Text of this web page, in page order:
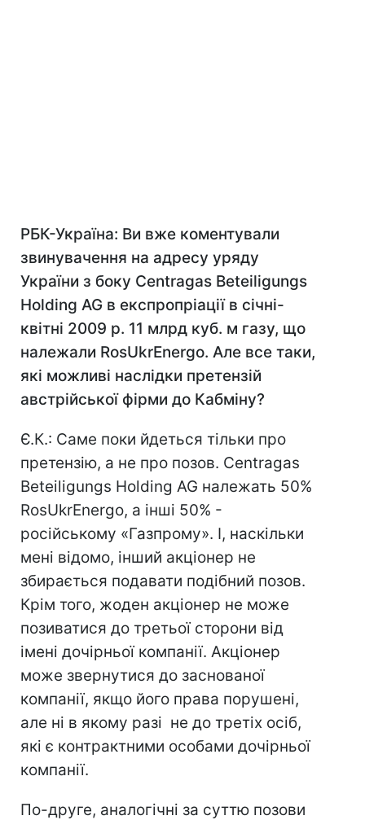
РБК-Україна: Ви вже коментували
звинувачення на адресу уряду
України з боку Centragas Beteiligungs
Holding AG в експропріації в січні-
квітні 2009 р. 11 млрд куб. м газу, що
належали RosUkrEnergo. Але все таки,
які можливі наслідки претензій
австрійської фірми до Кабміну?
Є.К.: Саме поки йдеться тільки про
претензію, а не про позов. Centragas
Beteiligungs Holding AG належать 50%
RosUkrEnergo, а інші 50% -
російському «Газпрому». І, наскільки
мені відомо, інший акціонер не
збирається подавати подібний позов.
Крім того, жоден акціонер не може
позиватися до третьої сторони від
імені дочірньої компанії. Акціонер
може звернутися до заснованої
компанії, якщо його права порушені,
але ні в якому разі не до третіх осіб,
які є контрактними особами дочірньої
компанії.
По-друге, аналогічні за суттю позови